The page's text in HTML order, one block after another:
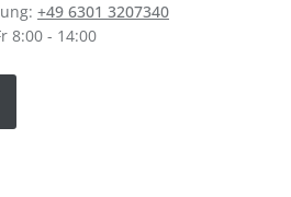
+49 6301 3207340
8:00 - 14:00